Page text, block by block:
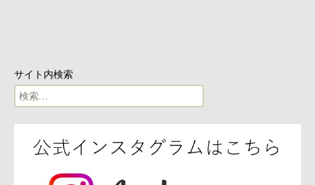
サイト内検索
検
索: